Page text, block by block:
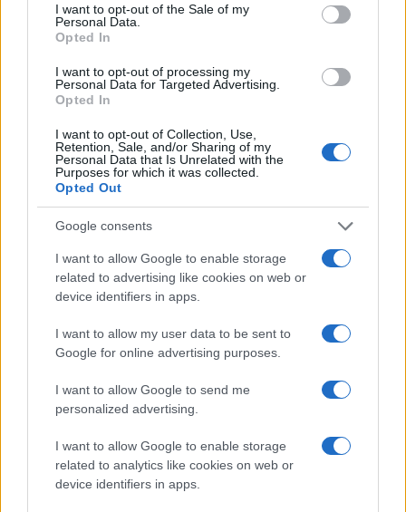
I want to opt-out of the Sale of my
Personal Data.
Opted In
I want to opt-out of processing my
Personal Data for Targeted Advertising.
Opted In
I want to opt-out of Collection, Use,
Retention, Sale, and/or Sharing of my
Personal Data that Is Unrelated with the
Purposes for which it was collected.
Opted Out
Google consents
I want to allow Google to enable storage
related to advertising like cookies on web or
device identifiers in apps.
I want to allow my user data to be sent to
Google for online advertising purposes.
I want to allow Google to send me
personalized advertising.
I want to allow Google to enable storage
related to analytics like cookies on web or
device identifiers in apps.
poi ammette almeno una parte del problema. E
questo, in un territorio già devastato
L’Agenzia per la Sicurezza territoriale e la
Protezione civileha annunciato che entro il 28
maggio, nel tratto interessato, saranno
Ovviamente questo intervento non basta. Il
Comitato Unitario Vittime del Fango parla di circa
10-12 chilometri di asta fluviale che dal 2023
ordinaria. Se il problema riguarda chilometri di
fiume, un intervento puntuale non può diventare il
paravento dietro cui nascondere tutto il resto.
Nel loro communicato si legge però che è prevista
anche una manutenzione straordinaria di gestione
della vegetazione e di ripristino di sponde e